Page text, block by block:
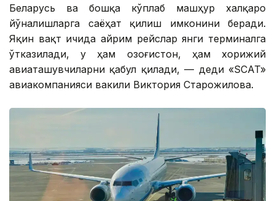
Беларусь ва бошқа кўплаб машҳур халқаро
йўналишларга саёҳат қилиш имконини беради.
Яқин вақт ичида айрим рейслар янги терминалга
ўтказилади, у ҳам Қозоғистон, ҳам хорижий
авиаташувчиларни қабул қилади, — деди «SCAT»
авиакомпанияси вакили Виктория Старожилова.